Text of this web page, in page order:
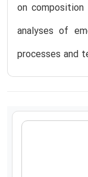
on
analyses of
processes and